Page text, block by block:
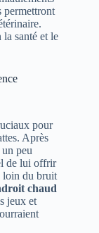
permettront
santé et le
pour
Après
peu
de lui offrir
loin du bruit
chaud
jeux et